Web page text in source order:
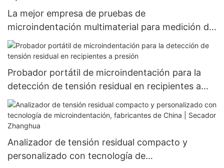
La mejor empresa de pruebas de
microindentación multimaterial para medición de
resistencia y tensión: Zhanghua Dryer
Probador portátil de microindentación para la
detección de tensión residual en recipientes a
presión
Analizador de tensión residual compacto y
personalizado con tecnología de